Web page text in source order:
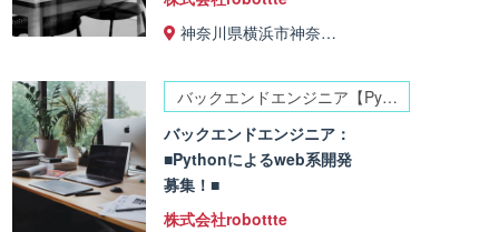
神奈川県横浜市神奈…
バックエンドエンジニア【Py…
バックエンドエンジニア：
■Pythonによるweb系開発
募集！■
株式会社robottte